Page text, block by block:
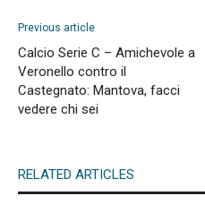
Previous article
Calcio Serie C – Amichevole a
Veronello contro il
Castegnato: Mantova, facci
vedere chi sei
RELATED ARTICLES